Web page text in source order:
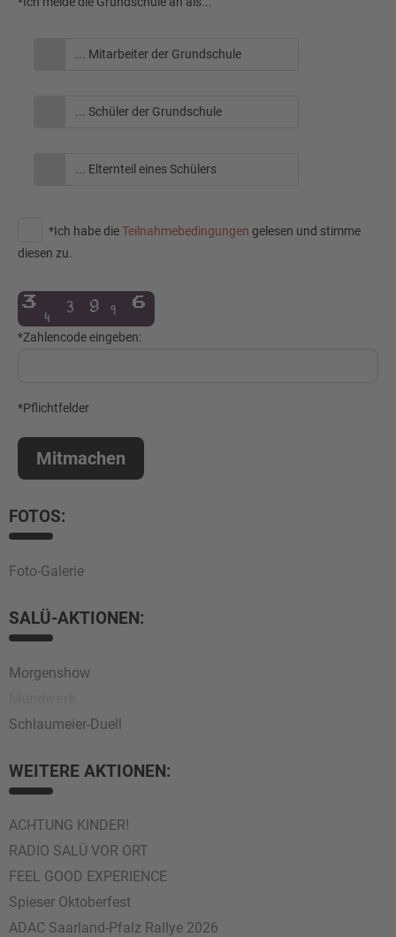
... Mitarbeiter der Grundschule
... Schüler der Grundschule
... Elternteil eines Schülers
*Ich habe dieTeilnahmebedingungen gelesen und stimme
diesen zu.
*Zahlencode eingeben:
*Pflichtfelder
Mitmachen
FOTOS:
Foto-Galerie
SALÜ-AKTIONEN:
Morgenshow
Schlaumeier-Duell
WEITERE AKTIONEN:
ACHTUNG KINDER!
RADIO SALÜ VOR ORT
FEEL GOOD EXPERIENCE
Spieser Oktoberfest
ADAC Saarland-Pfalz Rallye 2026